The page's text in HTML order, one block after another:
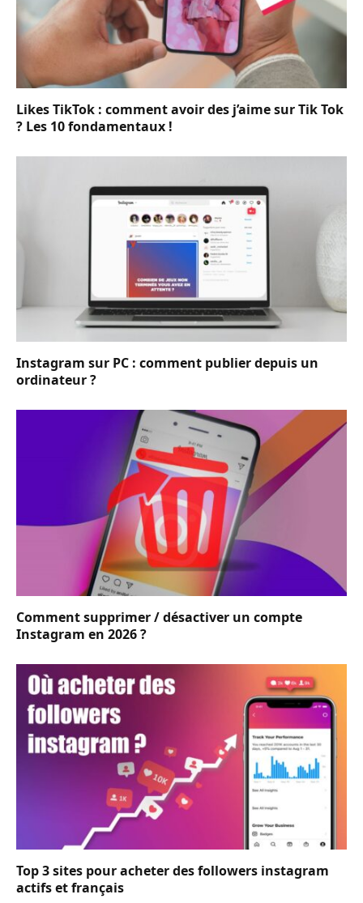
Likes TikTok : comment avoir des j’aime sur Tik Tok
? Les 10 fondamentaux !
Instagram sur PC : comment publier depuis un
ordinateur ?
Comment supprimer / désactiver un compte
Instagram en 2026 ?
Top 3 sites pour acheter des followers instagram
actifs et français